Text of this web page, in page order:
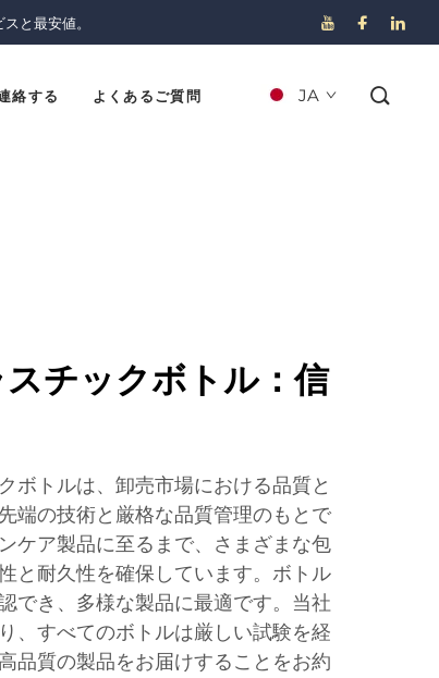
と最安値。
絡する よくあるご質問 JA
チックボトル：信
ボトルは、卸売市場における品質と
端の技術と厳格な品質管理のもとで
ケア製品に至るまで、さまざまな包
と耐久性を確保しています。ボトル
でき、多様な製品に最適です。当社
、すべてのボトルは厳しい試験を経
品質の製品をお届けすることをお約